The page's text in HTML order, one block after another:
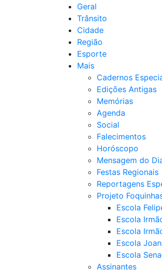
Geral
Trânsito
Cidade
Região
Esporte
Mais
Cadernos
Edições Antigas
Memórias
Agenda
Social
Falecimentos
Horóscopo
Mensagem do
Festas Regionais
Reportagens
Projeto
Escola
Escola
Escola
Escola
Escola
Assinantes